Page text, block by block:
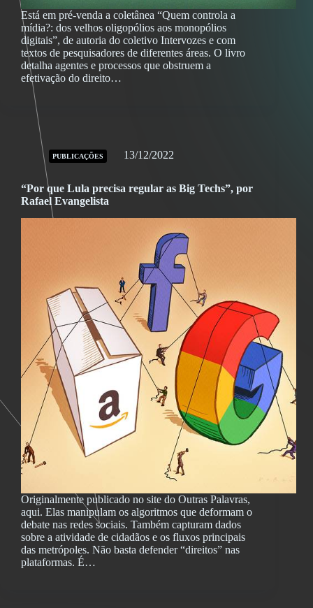
Está em pré-venda a coletânea “Quem controla a
mídia?: dos velhos oligopólios aos monopólios
digitais”, de autoria do coletivo Intervozes e com
textos de pesquisadores de diferentes áreas. O livro
detalha agentes e processos que obstruem a
efetivação do direito…
PUBLICAÇÕES 13/12/2022
“Por que Lula precisa regular as Big Techs”, por
Rafael Evangelista
Originalmente publicado no site do Outras Palavras,
aqui. Elas manipulam os algoritmos que deformam o
debate nas redes sociais. Também capturam dados
sobre a atividade de cidadãos e os fluxos principais
das metrópoles. Não basta defender “direitos” nas
plataformas. É…